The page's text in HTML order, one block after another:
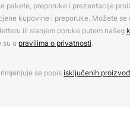
pakete, preporuke i prezentacije
kupovine i preporuke. Možete se
ili slanjem poruke putem našeg
su u pravilima o privatnosti.
se popisisključenih